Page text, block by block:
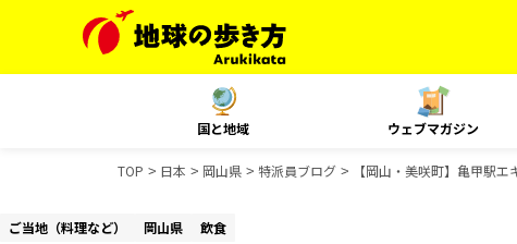
国と地域 ウェブマガジン
TOP 日本 岡山県 特派員ブログ 【岡山・美咲町】亀甲駅
ご当地（料理など） 岡山県 飲食